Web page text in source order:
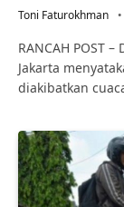
Toni Faturokhman
RANCAH POST
Jakarta
diakibatkan